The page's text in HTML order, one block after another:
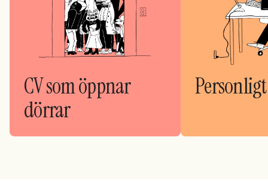
CV som öppnar
dörrar